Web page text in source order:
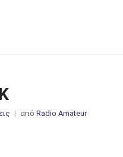
από Radio Amateur